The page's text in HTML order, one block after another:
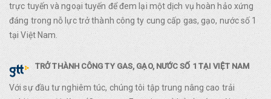
trực tuyến và ngoại tuyến để đem lại một dịch vụ hoàn hảo xứng
đáng trong nỗ lực trở thành công ty cung cấp gas, gạo, nước số 1
tại Việt Nam.
TRỞ THÀNH CÔNG TY GAS, GẠO, NƯỚC SỐ 1 TẠI VIỆT NAM
Với sự đầu tư nghiêm túc, chúng tôi tập trung nâng cao trải